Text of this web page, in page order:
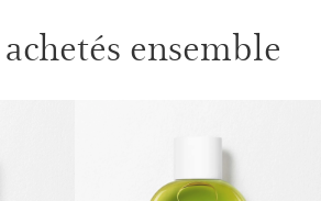
ensemble